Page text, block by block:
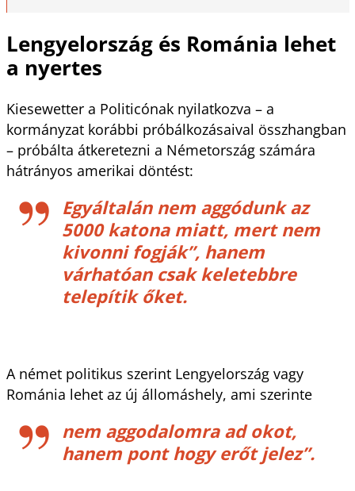
Lengyelország és Románia lehet
a nyertes
Kiesewetter a Politicónak nyilatkozva – a
kormányzat korábbi próbálkozásaival összhangban
– próbálta átkeretezni a Németország számára
hátrányos amerikai döntést:
Egyáltalán nem aggódunk az
5000 katona miatt, mert nem
kivonni fogják”, hanem
várhatóan csak keletebbre
telepítik őket.
A német politikus szerint Lengyelország vagy
Románia lehet az új állomáshely, ami szerinte
nem aggodalomra ad okot,
hanem pont hogy erőt jelez”.